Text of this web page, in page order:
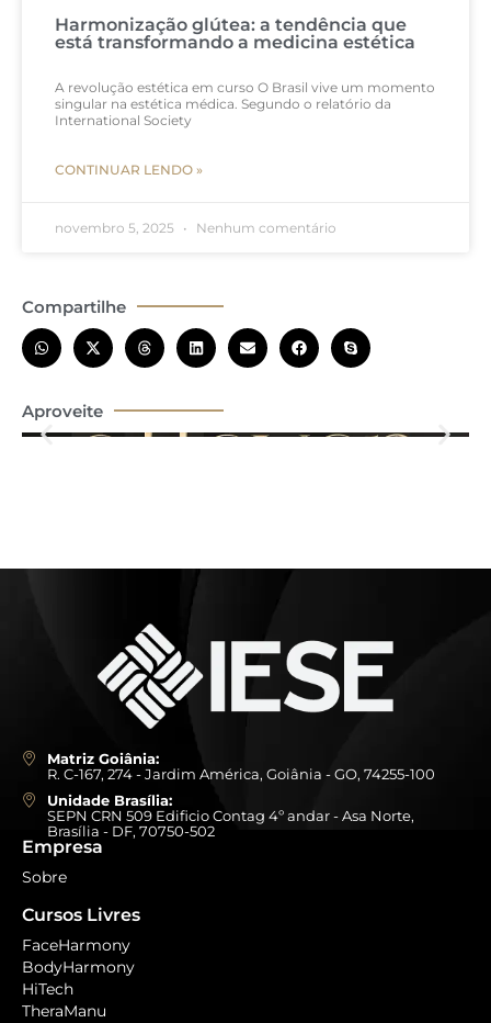
Harmonização glútea: a tendência que
está transformando a medicina estética
A revolução estética em curso O Brasil vive um momento
singular na estética médica. Segundo o relatório da
International Society
CONTINUAR LENDO »
novembro 5, 2025 Nenhum comentário
Compartilhe
Aproveite
Matriz Goiânia:
R. C-167, 274 - Jardim América, Goiânia - GO, 74255-100
Unidade Brasília:
SEPN CRN 509 Edificio Contag 4º andar - Asa Norte,
Brasília - DF, 70750-502
Empresa
Sobre
Cursos Livres
FaceHarmony
BodyHarmony
HiTech
TheraManu